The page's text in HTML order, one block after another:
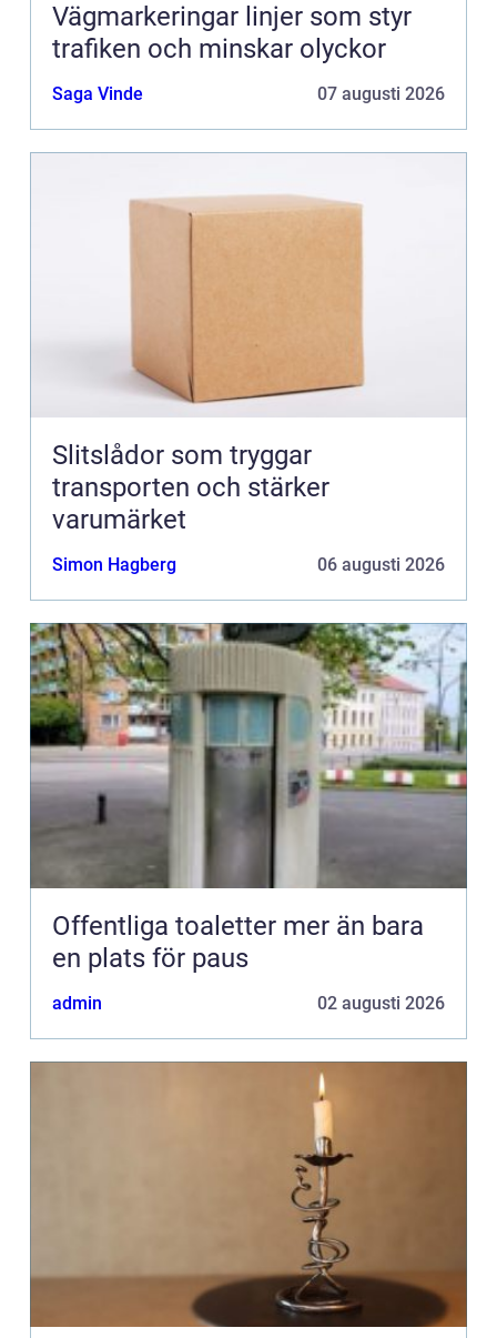
Vägmarkeringar linjer som styr
trafiken och minskar olyckor
Saga Vinde 07 augusti 2026
Slitslådor som tryggar
transporten och stärker
varumärket
Simon Hagberg 06 augusti 2026
Offentliga toaletter mer än bara
en plats för paus
admin 02 augusti 2026